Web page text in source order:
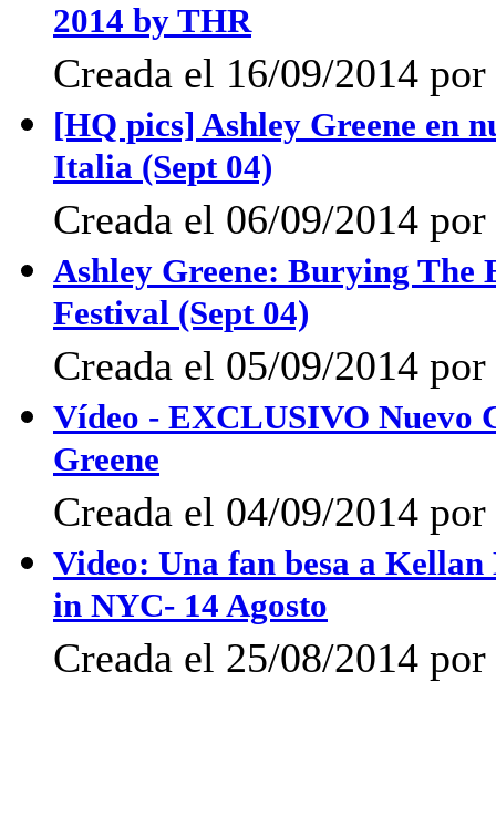
2014 by THR
Creada el 16/09/2014
[HQ pics] Ashley Greene en
Italia (Sept 04)
Creada el 06/09/2014
Ashley Greene: Burying The
Festival (Sept 04)
Creada el 05/09/2014
Vídeo - EXCLUSIVO Nuevo
Greene
Creada el 04/09/2014
Video: Una fan besa a
in NYC- 14 Agosto
Creada el 25/08/2014